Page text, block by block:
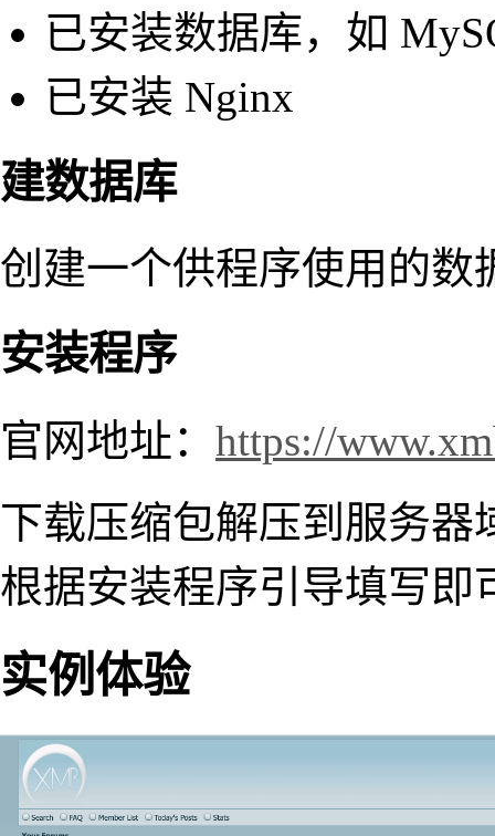
已安装数据库，如
已安装 Nginx
建数据库
创建一个供程序使用的数
安装程序
官网地址： https://
下载压缩包解压到服务器
根据安装程序引导填写即
实例体验